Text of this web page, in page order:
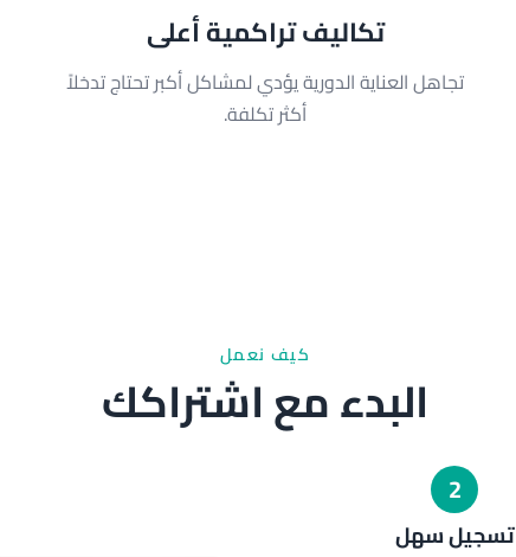
تكاليف تراكمية أعلى
تجاهل العناية الدورية يؤدي لمشاكل أكبر تحتاج تدخلاً
أكثر تكلفة.
كيف نعمل
البدء مع اشتراكك
2
تسجيل سهل